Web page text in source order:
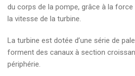
du corps de la pompe, grâce à la
la vitesse de la turbine.
La turbine est dotée d’une série de
forment des canaux à section
périphérie.